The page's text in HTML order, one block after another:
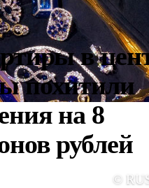
в
похитили
на 8
рублей
©